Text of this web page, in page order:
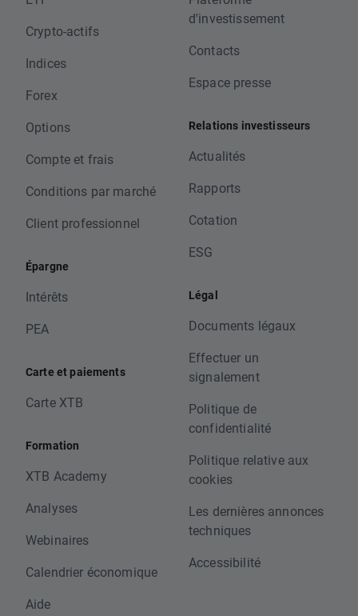
Crypto-actifs
Indices
Forex
Options
Compte et frais
Conditions par marché
Client professionnel
Épargne
Intérêts
PEA
Carte et paiements
Carte XTB
Formation
XTB Academy
Analyses
Webinaires
Calendrier économique
Aide
d'investissement
Contacts
Espace presse
Relations investisseurs
Actualités
Rapports
Cotation
ESG
Légal
Documents légaux
Effectuer un
signalement
Politique de
confidentialité
Politique relative aux
cookies
Les dernières annonces
techniques
Accessibilité